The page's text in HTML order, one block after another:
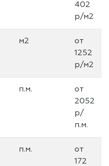
402
р/м2
м2
от
1252
р/м2
п.м.
от
2052
р/
п.м.
п.м.
от
172